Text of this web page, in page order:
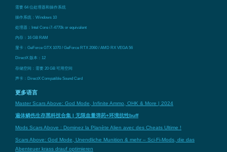
需要 64 位处理器和操作系统
操作系统：Windows 10
处理器：Intel Core i7-4770k or equivalent
内存：16 GB RAM
显卡：GeForce GTX 1070 / GeForce RTX 2060 / AMD RX VEGA 56
DirectX 版本：12
存储空间：需要 20 GB 可用空间
声卡：DirectX Compatible Sound Card
更多语言
Master Scars Above: God Mode, Infinite Ammo, OHK & More | 2024
遍体鳞伤生存黑科技合集 | 无限血量弹药+环境抗性buff
Mods Scars Above : Dominez la Planète Alien avec des Cheats Ultime !
Scars Above: God Mode, Unendliche Munition & mehr – Sci-Fi-Mods, die das
Abenteuer krass drauf optimieren